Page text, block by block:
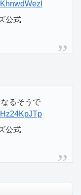
公式
るそうで
公式